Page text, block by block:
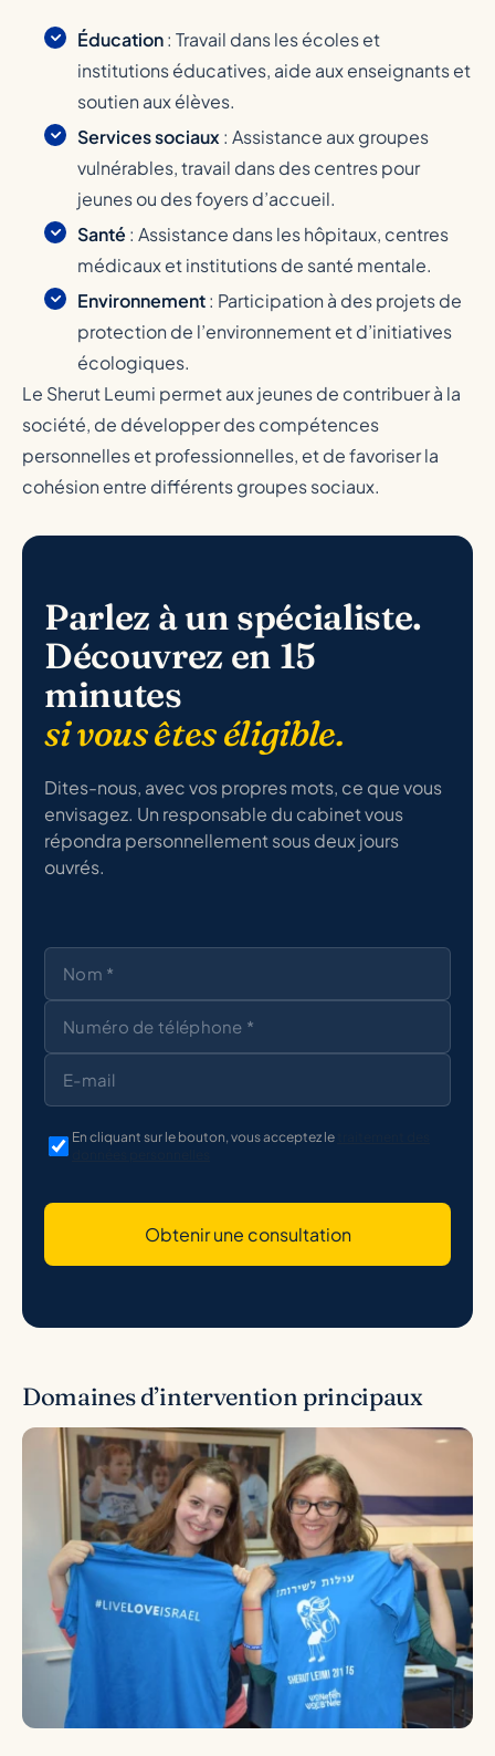
Éducation: Travail dans les écoles et
institutions éducatives, aide aux enseignants et
soutien aux élèves.
Services sociaux: Assistance aux groupes
vulnérables, travail dans des centres pour
jeunes ou des foyers d’accueil.
Santé : Assistance dans les hôpitaux, centres
médicaux et institutions de santé mentale.
Environnement: Participation à des projets de
protection de l’environnement et d’initiatives
écologiques.
Le Sherut Leumi permet aux jeunes de contribuer à la
société, de développer des compétences
personnelles et professionnelles, et de favoriser la
cohésion entre différents groupes sociaux.
Parlez à un spécialiste.
Découvrez en 15
minutes
si vous êtes éligible.
Dites-nous, avec vos propres mots, ce que vous
envisagez. Un responsable du cabinet vous
répondra personnellement sous deux jours
ouvrés.
En cliquant sur le bouton, vous acceptez le
Obtenir une consultation
Domaines d’intervention principaux